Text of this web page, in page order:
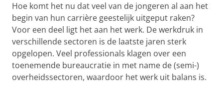
Hoe komt het nu dat veel van de jongeren al aan het
begin van hun carrière geestelijk uitgeput raken?
Voor een deel ligt het aan het werk. De werkdruk in
verschillende sectoren is de laatste jaren sterk
opgelopen. Veel professionals klagen over een
toenemende bureaucratie in met name de (semi-)
overheidssectoren, waardoor het werk uit balans is.